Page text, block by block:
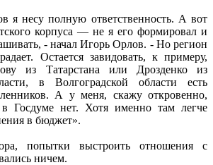
я несу полную ответственность. А вот
корпуса — не я его формировал и
- начал Игорь Орлов. - Но регион
Остается завидовать, к примеру,
из Татарстана или Дрозденко из
в Волгоградской области есть
А у меня, скажу откровенно,
в Госдуме нет. Хотя именно там легче
в бюджет».
попытки выстроить отношения с
ничем.